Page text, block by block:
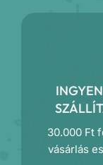
30.000 Ft
vásárlás